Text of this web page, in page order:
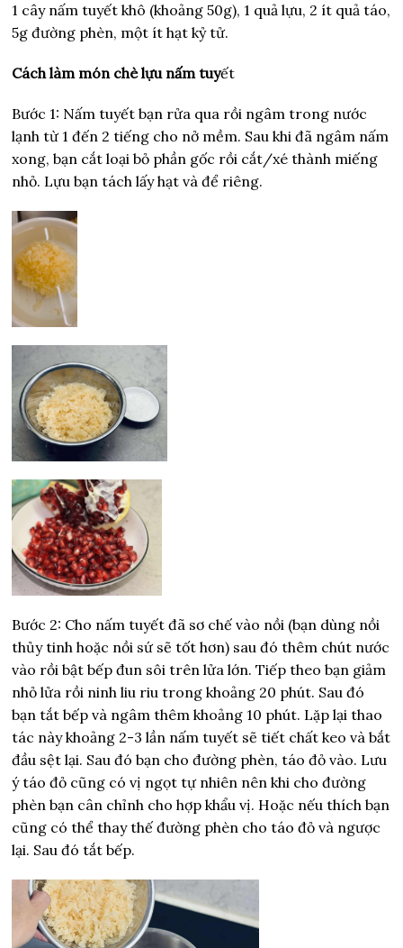
1 cây nấm tuyết khô (khoảng 50g), 1 quả lựu, 2 ít quả táo,
5g đường phèn, một ít hạt kỷ tử.
Cách làm món chè lựu nấm tuyết
Bước 1: Nấm tuyết bạn rửa qua rồi ngâm trong nước
lạnh từ 1 đến 2 tiếng cho nở mềm. Sau khi đã ngâm nấm
xong, bạn cắt loại bỏ phần gốc rồi cắt/xé thành miếng
nhỏ. Lựu bạn tách lấy hạt và để riêng.
Bước 2: Cho nấm tuyết đã sơ chế vào nồi (bạn dùng nồi
thủy tinh hoặc nồi sứ sẽ tốt hơn) sau đó thêm chút nước
vào rồi bật bếp đun sôi trên lửa lớn. Tiếp theo bạn giảm
nhỏ lửa rồi ninh liu riu trong khoảng 20 phút. Sau đó
bạn tắt bếp và ngâm thêm khoảng 10 phút. Lặp lại thao
tác này khoảng 2-3 lần nấm tuyết sẽ tiết chất keo và bắt
đầu sệt lại. Sau đó bạn cho đường phèn, táo đỏ vào. Lưu
ý táo đỏ cũng có vị ngọt tự nhiên nên khi cho đường
phèn bạn cân chỉnh cho hợp khẩu vị. Hoặc nếu thích bạn
cũng có thể thay thế đường phèn cho táo đỏ và ngược
lại. Sau đó tắt bếp.